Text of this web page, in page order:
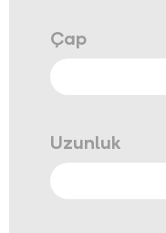
Çap
Uzunluk